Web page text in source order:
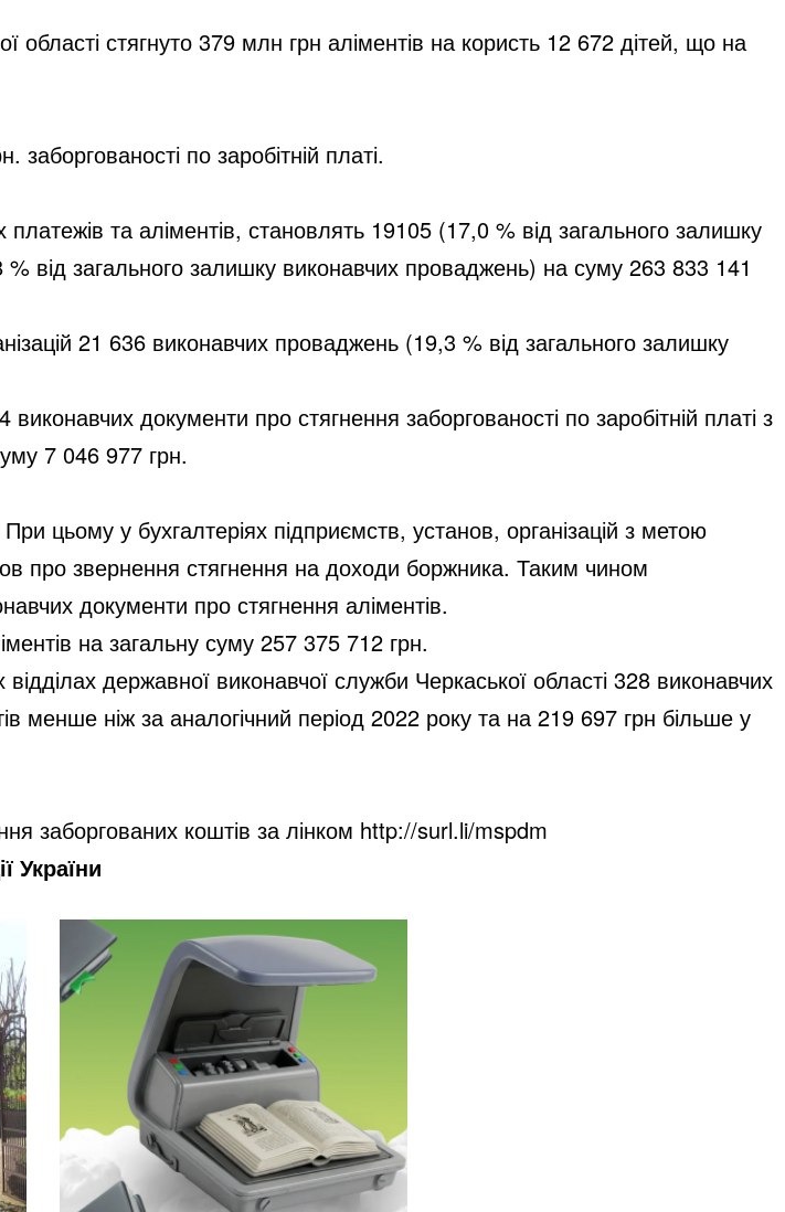
стягнуто 379 млн грн аліментів на користь 12 672 дітей, що на
по заробітній платі.
та аліментів, становлять 19105 (17,0 % від загального залишку
від загального залишку виконавчих проваджень) на суму 263 833 141
21 636 виконавчих проваджень (19,3 % від загального залишку
документи про стягнення заборгованості по заробітній платі з
7 046 977 грн.
цьому у бухгалтеріях підприємств, установ, організацій з метою
про звернення стягнення на доходи боржника. Таким чином
документи про стягнення аліментів.
на загальну суму 257 375 712 грн.
державної виконавчої служби Черкаської області 328 виконавчих
менше ніж за аналогічний період 2022 року та на 219 697 грн більше у
заборгованих коштів за лінком http://surl.li/mspdm
України